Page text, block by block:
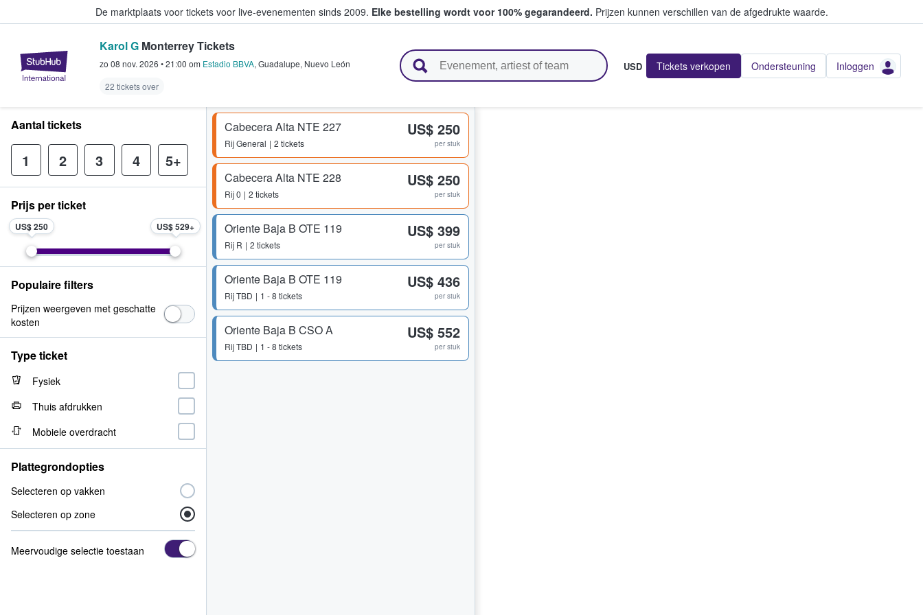
De marktplaats voor tickets voor live-evenementen sinds 2009. Elke bestelling wordt voor 100% gegarandeerd. Prijzen kunnen verschillen van de afgedrukte waarde.
StubHub: waar fans tickets kopen en verkopen
Karol G Monterrey Tickets
zo 08 nov. 2026 •21:00 om Estadio BBVA, Guadalupe, Nuevo León
22 tickets over
USD Tickets verkopen Ondersteuning Inloggen
Cabecera Alta NTE 227
RijGeneral 2 tickets
US$ 250
per stuk
Cabecera Alta NTE 228
Rij0 2 tickets
US$ 250
per stuk
Oriente Baja B OTE 119
Rij R 2 tickets
US$ 399
per stuk
Oriente Baja B OTE 119
RijTBD 1 - 8 tickets
US$ 436
per stuk
Oriente Baja B CSO A
RijTBD 1 - 8 tickets
US$ 552
per stuk
Aantal tickets
1 2 3 4 5+
Prijs per ticket
US$ 250 US$ 529
Populaire filters
Prijzen weergeven met geschatte
kosten
Type ticket
Fysiek
Thuis afdrukken
Mobiele overdracht
Plattegrondopties
Selecteren op vakken
Selecteren op zone
Meervoudige selectie toestaan